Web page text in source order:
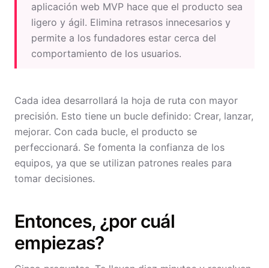
aplicación web MVP hace que el producto sea
ligero y ágil. Elimina retrasos innecesarios y
permite a los fundadores estar cerca del
comportamiento de los usuarios.
Cada idea desarrollará la hoja de ruta con mayor
precisión. Esto tiene un bucle definido: Crear, lanzar,
mejorar. Con cada bucle, el producto se
perfeccionará. Se fomenta la confianza de los
equipos, ya que se utilizan patrones reales para
tomar decisiones.
Entonces, ¿por cuál
empiezas?